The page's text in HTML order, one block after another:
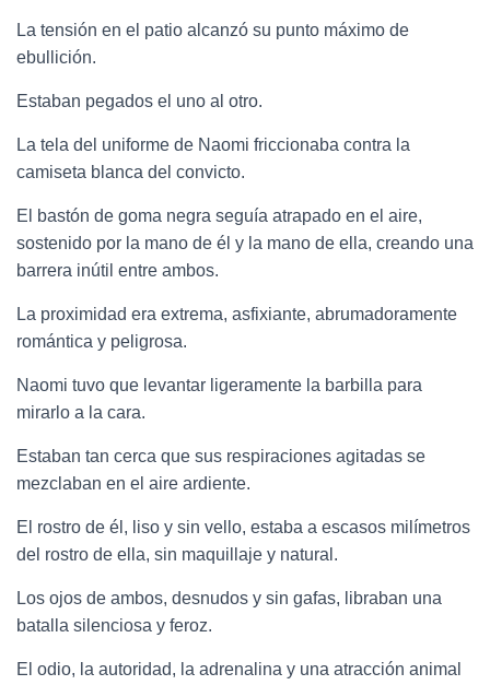
La tensión en el patio alcanzó su punto máximo de
ebullición.
Estaban pegados el uno al otro.
La tela del uniforme de Naomi friccionaba contra la
camiseta blanca del convicto.
El bastón de goma negra seguía atrapado en el aire,
sostenido por la mano de él y la mano de ella, creando una
barrera inútil entre ambos.
La proximidad era extrema, asfixiante, abrumadoramente
romántica y peligrosa.
Naomi tuvo que levantar ligeramente la barbilla para
mirarlo a la cara.
Estaban tan cerca que sus respiraciones agitadas se
mezclaban en el aire ardiente.
El rostro de él, liso y sin vello, estaba a escasos milímetros
del rostro de ella, sin maquillaje y natural.
Los ojos de ambos, desnudos y sin gafas, libraban una
batalla silenciosa y feroz.
El odio, la autoridad, la adrenalina y una atracción animal